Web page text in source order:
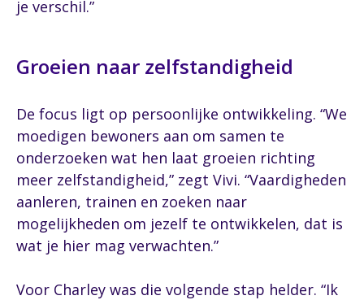
je verschil.”
Groeien naar zelfstandigheid
De focus ligt op persoonlijke ontwikkeling. “We
moedigen bewoners aan om samen te
onderzoeken wat hen laat groeien richting
meer zelfstandigheid,” zegt Vivi. “Vaardigheden
aanleren, trainen en zoeken naar
mogelijkheden om jezelf te ontwikkelen, dat is
wat je hier mag verwachten.”
Voor Charley was die volgende stap helder. “Ik